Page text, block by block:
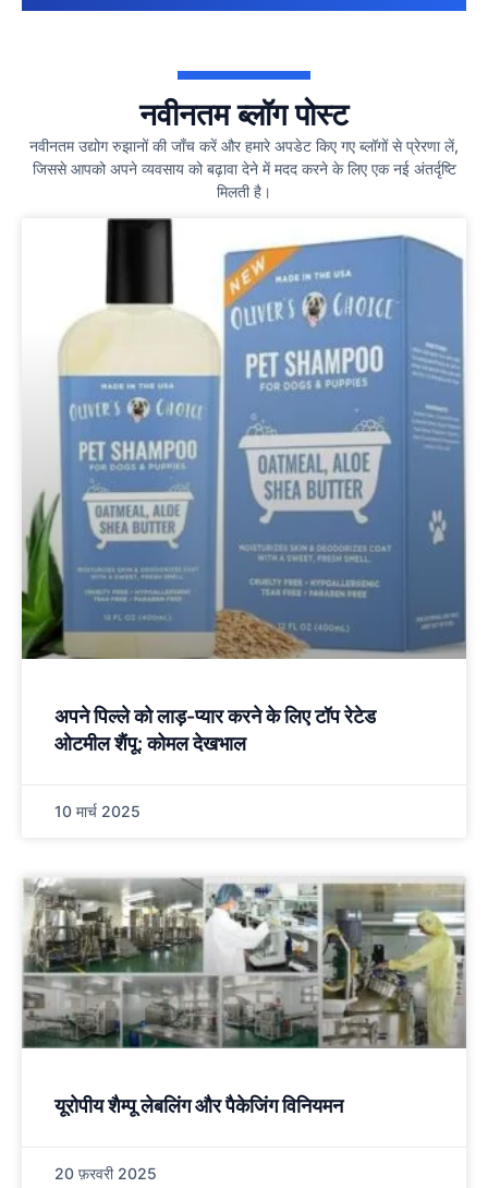
नवीनतम ब्लॉग पोस्ट
नवीनतम उद्योग रुझानों की जाँच करें और हमारे अपडेट किए गए ब्लॉगों से प्रेरणा लें,
जिससे आपको अपने व्यवसाय को बढ़ावा देने में मदद करने के लिए एक नई अंतर्दृष्टि
मिलती है।
अपने पिल्ले को लाड़-प्यार करने के लिए टॉप रेटेड
ओटमील शैंपू: कोमल देखभाल
10 मार्च 2025
यूरोपीय शैम्पू लेबलिंग और पैकेजिंग विनियमन
20 फ़रवरी 2025